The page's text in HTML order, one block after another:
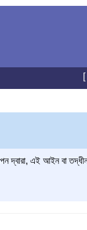
দ্বারা, এই আইন বা